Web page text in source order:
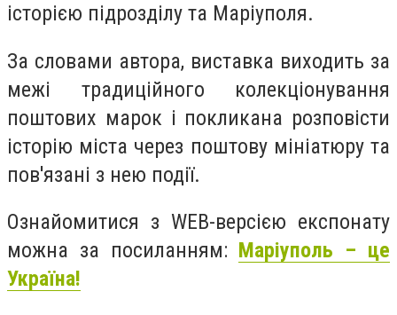
історією підрозділу та Маріуполя.
За словами автора, виставка виходить за
межі традиційного колекціонування
поштових марок і покликана розповісти
історію міста через поштову мініатюру та
пов'язані з нею події.
Ознайомитися з WEB-версією експонату
можна за посиланням: Маріуполь – це
Україна!